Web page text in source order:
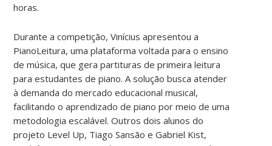
horas.
Durante a competição, Vinícius apresentou a
PianoLeitura, uma plataforma voltada para o ensino
de música, que gera partituras de primeira leitura
para estudantes de piano. A solução busca atender
à demanda do mercado educacional musical,
facilitando o aprendizado de piano por meio de uma
metodologia escalável. Outros dois alunos do
projeto Level Up, Tiago Sansão e Gabriel Kist,